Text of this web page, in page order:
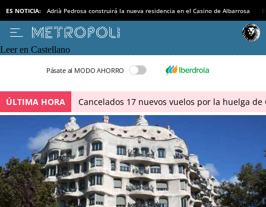
ES NOTICIA: Adrià Pedrosa construirá la nueva residencia en el Casino de Albarrosa
Leer en Castellano
Pásate al MODO AHORRO
ÚLTIMA HORA Cancelados 17 nuevos vuelos por la huelga